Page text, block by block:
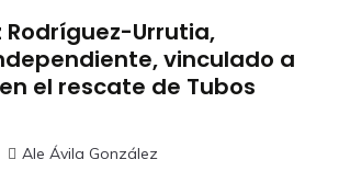
Rodríguez-Urrutia,
vinculado a
el rescate de Tubos
Ale Ávila González